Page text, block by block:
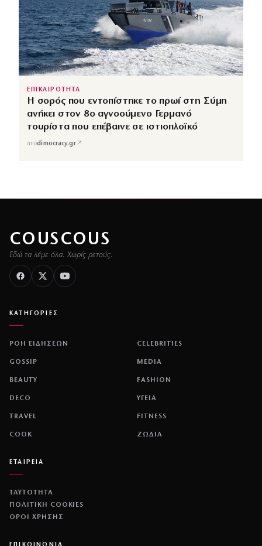
ΕΠΙΚΑΙΡΟΤΗΤΑ
Η σορός που εντοπίστηκε το πρωί στη Σύμη
ανήκει στον 8ο αγνοούμενο Γερμανό
τουρίστα που επέβαινε σε ιστιοπλοϊκό
απόdimocracy.gr↗
COUSCOUS
Εδώ τα λέμε όλα. Χωρίς ρετούς.
ΚΑΤΗΓΟΡΙΕΣ
ΡΟΗ ΕΙΔΗΣΕΩΝ CELEBRITIES
GOSSIP MEDIA
BEAUTY FASHION
DECO ΥΓΕΙΑ
TRAVEL FITNESS
COOK ΖΩΔΙΑ
ΕΤΑΙΡΕΙΑ
ΤΑΥΤΟΤΗΤΑ
ΠΟΛΙΤΙΚΉ COOKIES
ΌΡΟΙ ΧΡΉΣΗΣ